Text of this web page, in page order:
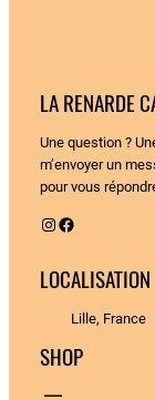
LA RENARDE
Une question ?
m’envoyer un
pour vous
Instagram Facebook
LOCALISATION
Lille, France
SHOP